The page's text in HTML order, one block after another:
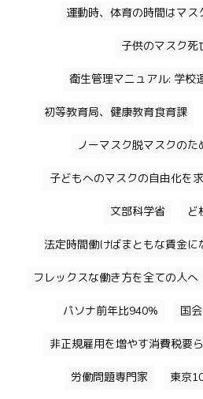
運動時、体育の時間はマス
子供のマスク死
衛生管理マニュアル: 学校
初等教育局、健康教育食育課
ノーマスク脱マスクの
子どもへのマスクの自由化を求
文部科学省 ど
法定時間働けばまともな賃金に
フレックスな働き方を全ての人へ
パソナ前年比940% 国
非正規雇用を増やす消費税要
労働問題専門家 東京